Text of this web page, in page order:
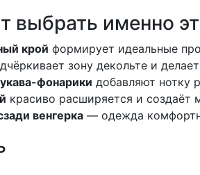
выбрать именно
крой формирует идеальные
зону декольте и
фонарики добавляют нотку
красиво расширяется и создаёт
венгерка — одежда